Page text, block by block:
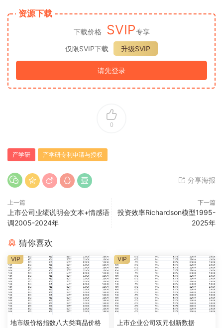
资源下载
下载价格 SVIP专享
仅限SVIP下载
升级SVIP
请先登录
0
产学研 产学研专利申请与授权
分享海报
上一篇
上市公司业绩说明会文本+情感语
调2005-2024年
下一篇
投资效率Richardson模型1995-
2025年
猜你喜欢
地市级价格指数八大类商品价格
VIP
上市企业公司双元创新数据
VIP